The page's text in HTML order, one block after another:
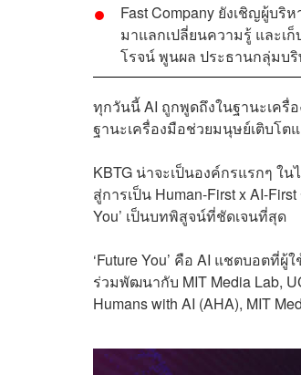
Fast Company ยังเชิญผู้บริ
มาแลกเปลี่ยนความรู้ และเ
โรจน์ พูนผล ประธานกลุ่มบ
ทุกวันนี้ AI ถูกพูดถึงในฐานะเครื่
ฐานะเครื่องมือช่วยมนุษย์เติบโต
KBTG น่าจะเป็นองค์กรแรกๆ ใ
สู่การเป็น Human-First x AI-
You’ เป็นบทพิสูจน์ที่ชัดเจนที่สุด
‘Future You’ คือ AI แชตบอตที่
ร่วมพัฒนากับ MIT Media Lab,
Humans with AI (AHA), MIT